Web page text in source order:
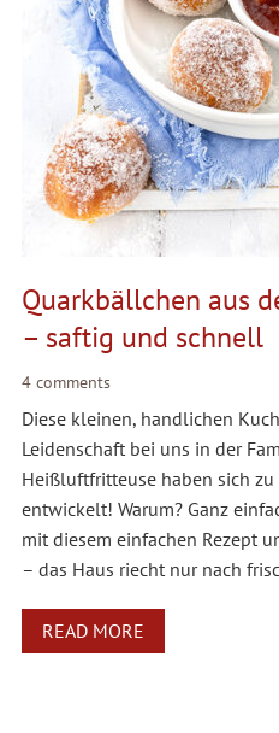
Quarkbällchen aus
– saftig und schnell
4 comments
Diese kleinen, handlichen
Leidenschaft bei uns in der
Heißluftfritteuse haben sich
entwickelt! Warum? Ganz
mit diesem einfachen Rezept
– das Haus riecht nur nach
READ MORE